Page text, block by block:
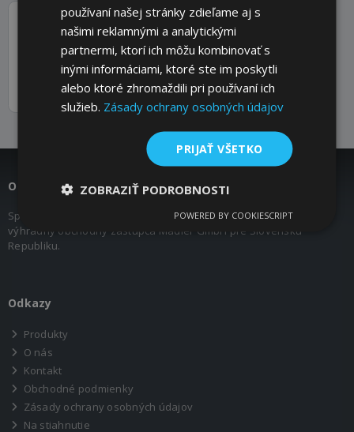
MEGUIN - Motorové oleje 5W-
(ostatné)
O nás
Spoločnosť COMPONENTS s.r.o. pôsobí na trhu od roku 2007 ako
výhradný obchodný zástupca Mädler GmbH pre Slovenskú
Republiku.
Odkazy
Produkty
O nás
Kontakt
Obchodné podmienky
Zásady ochrany osobných údajov
Na stiahnutie
používaní našej stránky zdieľame aj s
našimi reklamnými a analytickými
partnermi, ktorí ich môžu kombinovať s
inými informáciami, ktoré ste im poskytli
alebo ktoré zhromaždili pri používaní ich
služieb. Zásady ochrany osobných údajov
PRIJAŤ VŠETKO
ZOBRAZIŤ PODROBNOSTI
POWERED BY COOKIESCRIPT